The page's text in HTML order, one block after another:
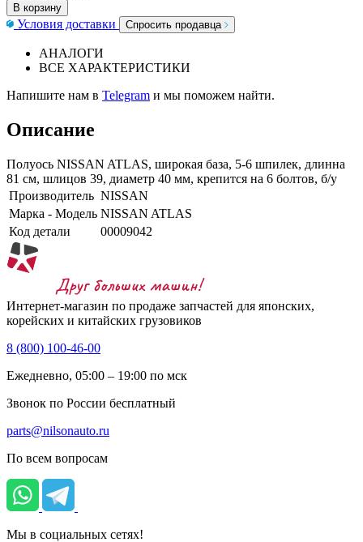
В корзину
Условия доставки Спросить продавца
АНАЛОГИ
ВСЕ ХАРАКТЕРИСТИКИ
Напишите нам в Telegram и мы поможем найти.
Описание
Полуось NISSAN ATLAS, широкая база, 5-6 шпилек, длинна
81 см, шлицов 39, диаметр 40 мм, крепится на 6 болтов, б/у
Производитель NISSAN
Марка - Модель NISSAN ATLAS
Код детали
00009042
Интернет-магазин по продаже запчастей для японских,
корейских и китайских грузовиков
8 (800) 100-46-00
Ежедневно, 05:00 – 19:00 по мск
Звонок по России бесплатный
parts@nilsonauto.ru
По всем вопросам
Мы в социальных сетях!